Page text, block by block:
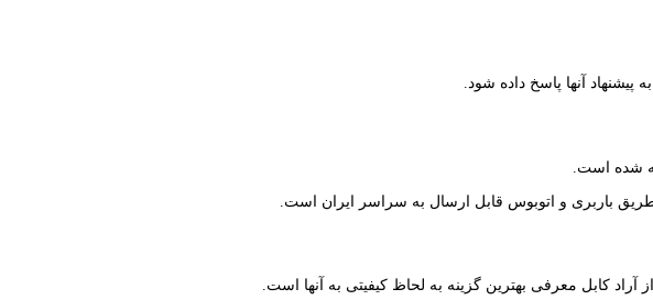
آنها پاسخ داده شود.
شده است.
باربری و اتوبوس قابل ارسال به سراسر ایران است.
آراد کابل معرفی بهترین گزینه به لحاظ کیفیتی به آنها است.